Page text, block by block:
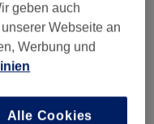
geben auch
Webseite an
Werbung und
Alle Cookies